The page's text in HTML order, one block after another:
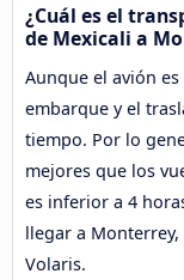
¿Cuál es el
de Mexicali a
Aunque el avión
embarque y el
tiempo. Por lo
mejores que los
es inferior a 4
llegar a
Volaris.